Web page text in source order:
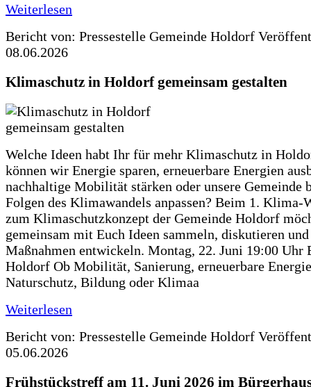
Weiterlesen
Bericht von: Pressestelle Gemeinde Holdorf
08.06.2026
Klimaschutz in Holdorf gemeinsam gestalten
Welche Ideen habt Ihr für mehr Klimaschutz in
können wir Energie sparen, erneuerbare Energien
nachhaltige Mobilität stärken oder unsere Gemeinde
Folgen des Klimawandels anpassen? Beim 1. Klima-
zum Klimaschutzkonzept der Gemeinde Holdorf
gemeinsam mit Euch Ideen sammeln, diskutieren
Maßnahmen entwickeln. Montag, 22. Juni 19:00 Uhr
Holdorf Ob Mobilität, Sanierung, erneuerbare
Naturschutz, Bildung oder Klimaa
Weiterlesen
Bericht von: Pressestelle Gemeinde Holdorf
05.06.2026
Frühstückstreff am 11. Juni 2026 im